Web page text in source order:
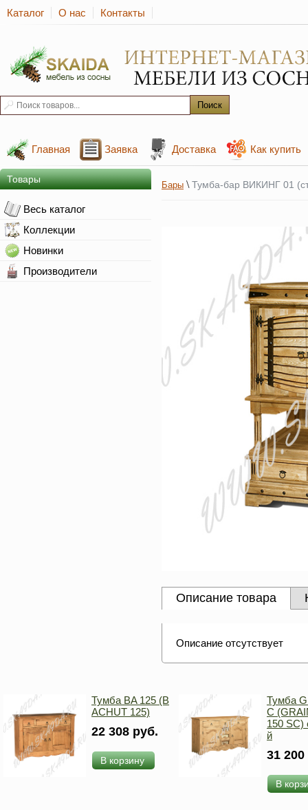
Каталог О нас Контакты
Главная Заявка Доставка Как купить
Товары
Весь каталог
Коллекции
Новинки
Производители
Бары \ Тумба-бар ВИКИНГ 01
Описание товара
Описание отсутствует
Тумба BA 125 (B
ACHUT 125)
22 308 руб.
В корзину
Тумба
C
150 SC)
й
31
В